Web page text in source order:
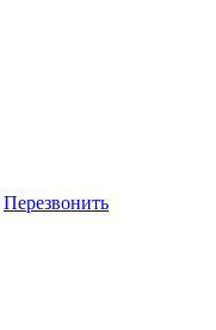
Перезвонить